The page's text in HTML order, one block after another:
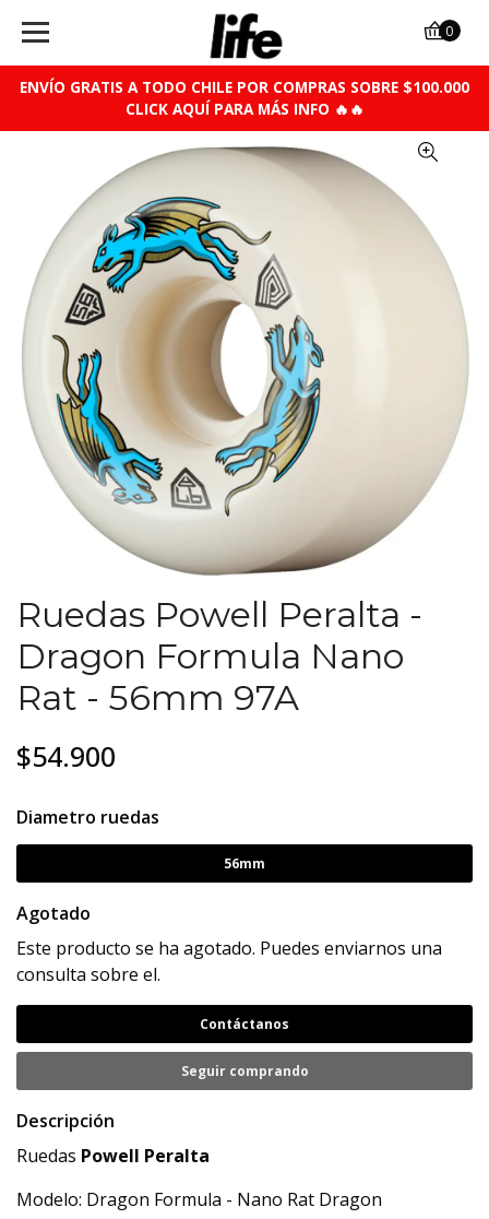
ENVÍO GRATIS A TODO CHILE POR COMPRAS SOBRE $100.000
CLICK AQUÍ PARA MÁS INFO 🔥🔥
0
Ruedas Powell Peralta -
Dragon Formula Nano
Rat - 56mm 97A
$54.900
Diametro ruedas
56mm
Agotado
Este producto se ha agotado. Puedes enviarnos una
consulta sobre el.
Contáctanos
Seguir comprando
Descripción
Ruedas Powell Peralta
Modelo: Dragon Formula - Nano Rat Dragon